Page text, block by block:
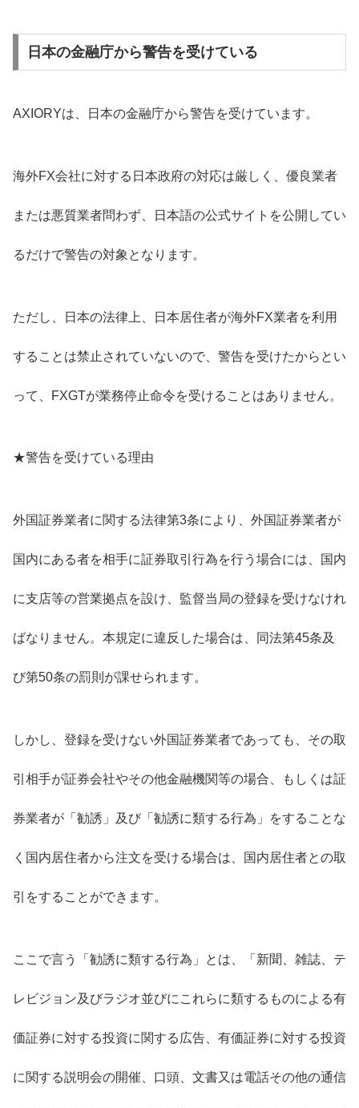
日本の金融庁から警告を受けている
AXIORYは、日本の金融庁から警告を受けています。
海外FX会社に対する日本政府の対応は厳しく、優良業者
または悪質業者問わず、日本語の公式サイトを公開してい
るだけで警告の対象となります。
ただし、日本の法律上、日本居住者が海外FX業者を利用
することは禁止されていないので、警告を受けたからとい
って、FXGTが業務停止命令を受けることはありません。
★警告を受けている理由
外国証券業者に関する法律第3条により、外国証券業者が
国内にある者を相手に証券取引行為を行う場合には、国内
に支店等の営業拠点を設け、監督当局の登録を受けなけれ
ばなりません。本規定に違反した場合は、同法第45条及
び第50条の罰則が課せられます。
しかし、登録を受けない外国証券業者であっても、その取
引相手が証券会社やその他金融機関等の場合、もしくは証
券業者が「勧誘」及び「勧誘に類する行為」をすることな
く国内居住者から注文を受ける場合は、国内居住者との取
引をすることができます。
ここで言う「勧誘に類する行為」とは、「新聞、雑誌、テ
レビジョン及びラジオ並びにこれらに類するものによる有
価証券に対する投資に関する広告、有価証券に対する投資
に関する説明会の開催、口頭、文書又は電話その他の通信